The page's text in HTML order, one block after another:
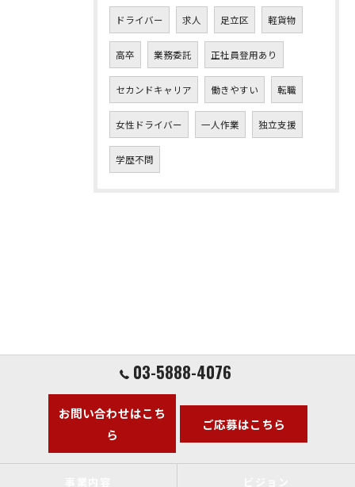
ドライバー 求人 足立区 軽貨物
高卒 業務委託 正社員登用あり
セカンドキャリア 働きやすい 転職
女性ドライバー 一人作業 独立支援
学歴不問
03-5888-4076
お問い合わせはこち
ら
ご応募はこちら